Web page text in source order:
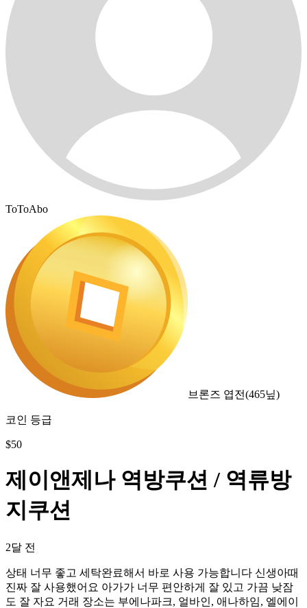
ToToAbo
브론즈 엽전(465닢)
코인 등급
$50
제이앤제나 역방쿠션 / 역류방
지쿠션
2달 전
상태 너무 좋고 세탁완료해서 바로 사용 가능합니다 신생아때
진짜 잘 사용했어요 아가가 너무 편안하게 잘 있고 가끔 낮잠
도 잘 자요 거래 장소는 부에나파크, 얼바인, 애나하임, 엘에이